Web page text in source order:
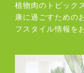
植物肉のトピック
康に過ごすための
フスタイル情報を